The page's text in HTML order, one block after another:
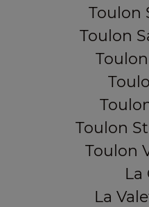
Toulon
Toulon
Toulon
Toulon
La
La